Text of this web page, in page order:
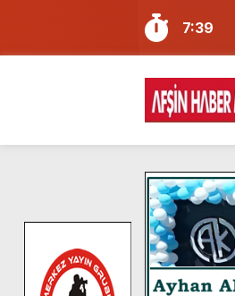
7:39
7:27
13:57
10:34
16:48
16:46
9:47
8:37
4:28
14:05